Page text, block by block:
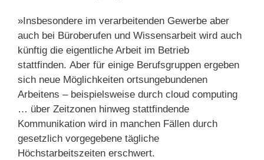
»Insbesondere im verarbeitenden Gewerbe aber
auch bei Büroberufen und Wissensarbeit wird auch
künftig die eigentliche Arbeit im Betrieb
stattfinden. Aber für einige Berufsgruppen ergeben
sich neue Möglichkeiten ortsungebundenen
Arbeitens – beispielsweise durch cloud computing
… über Zeitzonen hinweg stattfindende
Kommunikation wird in manchen Fällen durch
gesetzlich vorgegebene tägliche
Höchstarbeitszeiten erschwert.